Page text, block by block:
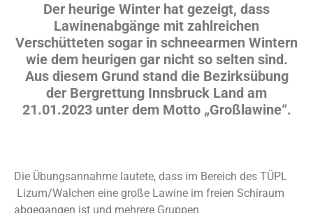
Der heurige Winter hat gezeigt, dass
Lawinenabgänge mit zahlreichen
Verschütteten sogar in schneearmen Wintern
wie dem heurigen gar nicht so selten sind.
Aus diesem Grund stand die Bezirksübung
der Bergrettung Innsbruck Land am
21.01.2023 unter dem Motto „Großlawine“.
Die Übungsannahme lautete, dass im Bereich des TÜPL
Lizum/Walchen eine große Lawine im freien Schiraum
abgegangen ist und mehrere Gruppen